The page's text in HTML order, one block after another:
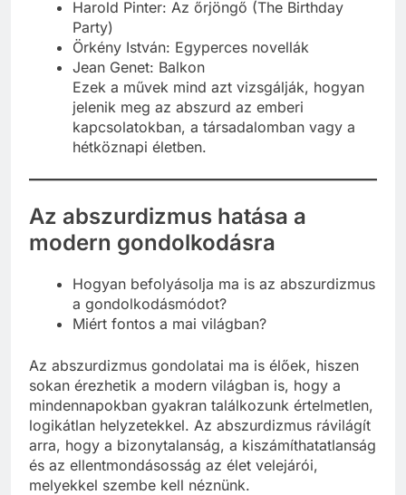
Harold Pinter: Az őrjöngő (The Birthday
Party)
Örkény István: Egyperces novellák
Jean Genet: Balkon
Ezek a művek mind azt vizsgálják, hogyan
jelenik meg az abszurd az emberi
kapcsolatokban, a társadalomban vagy a
hétköznapi életben.
Az abszurdizmus hatása a
modern gondolkodásra
Hogyan befolyásolja ma is az abszurdizmus
a gondolkodásmódot?
Miért fontos a mai világban?
Az abszurdizmus gondolatai ma is élőek, hiszen
sokan érezhetik a modern világban is, hogy a
mindennapokban gyakran találkozunk értelmetlen,
logikátlan helyzetekkel. Az abszurdizmus rávilágít
arra, hogy a bizonytalanság, a kiszámíthatatlanság
és az ellentmondásosság az élet velejárói,
melyekkel szembe kell néznünk.